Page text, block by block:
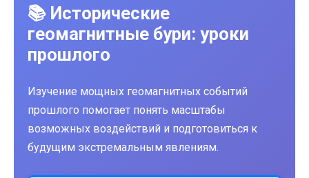
📚 Исторические
геомагнитные бури: уроки
прошлого
Изучение мощных геомагнитных событий
прошлого помогает понять масштабы
возможных воздействий и подготовиться к
будущим экстремальным явлениям.